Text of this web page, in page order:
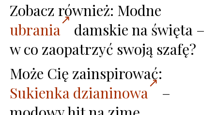
Zobacz również: Modne
ubrania
damskie na święta –
w co zaopatrzyć swoją szafę?
Może Cię zainspirować:
Sukienka dzianinowa
–